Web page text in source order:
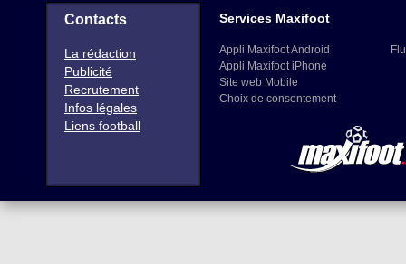
Contacts
La rédaction
Publicité
Recrutement
Infos légales
Liens football
Services Maxifoot
Appli Maxifoot Android
Appli Maxifoot iPhone
Site web Mobile
Choix de consentement